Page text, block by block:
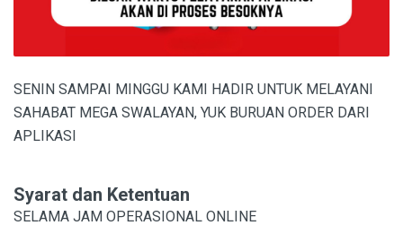
SENIN SAMPAI MINGGU KAMI HADIR UNTUK MELAYANI
SAHABAT MEGA SWALAYAN, YUK BURUAN ORDER DARI
APLIKASI
Syarat dan Ketentuan
SELAMA JAM OPERASIONAL ONLINE